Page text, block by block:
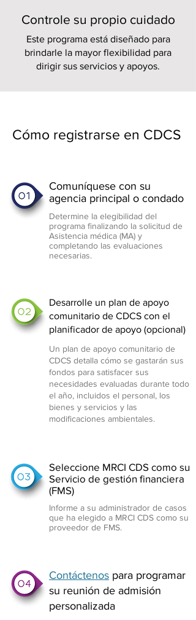
Controle su propio cuidado
Este programa está diseñado para
brindarle la mayor flexibilidad para
dirigir sus servicios y apoyos.
Cómo registrarse en CDCS
Comuníquese con su
agencia principal o condado
Determine la elegibilidad del
programa finalizando la solicitud de
Asistencia médica (MA) y
completando las evaluaciones
necesarias.
Desarrolle un plan de apoyo
comunitario de CDCS con el
planificador de apoyo (opcional)
Un plan de apoyo comunitario de
CDCS detalla cómo se gastarán sus
fondos para satisfacer sus
necesidades evaluadas durante todo
el año, incluidos el personal, los
bienes y servicios y las
modificaciones ambientales.
Seleccione MRCI CDS como su
Servicio de gestión financiera
(FMS)
Informe a su administrador de casos
que ha elegido a MRCI CDS como su
proveedor de FMS.
Contáctenos para programar
su reunión de admisión
personalizada